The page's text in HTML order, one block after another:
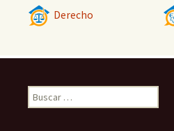
Derecho
Buscar: